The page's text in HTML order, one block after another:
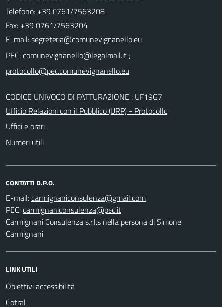
Telefono: +39 0761/7563208
Fax: +39 0761/7563204
E-mail:
PEC:
;
CODICE UNIVOCO DI FATTURAZIONE : UF19G7
Ufficio Relazioni con il Pubblico (URP) - Protocollo
Uffici e orari
Numeri utili
CONTATTI D.P.O.
E-mail:
PEC:
Carmignani Consulenza s.r.l.s nella persona di Simone
Carmignani
LINK UTILI
Obiettivi accessibilità
Cotral